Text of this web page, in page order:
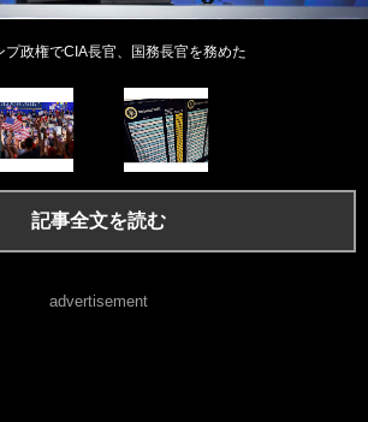
プ政権でCIA長官、国務長官を務めた
記事全文を読む
advertisement